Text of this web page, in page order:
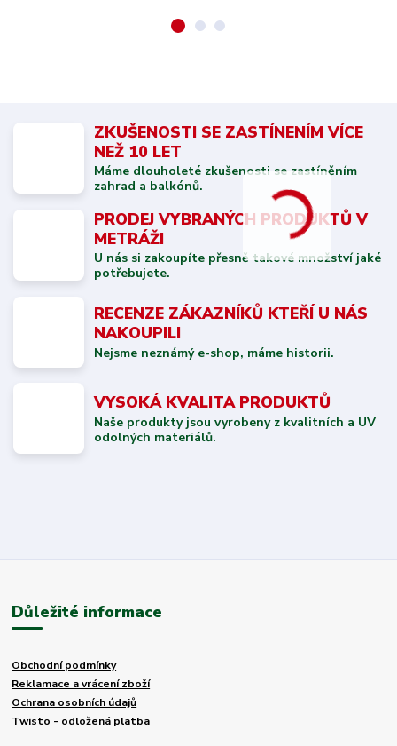
ZKUŠENOSTI SE ZASTÍNENÍM VÍCE
NEŽ 10 LET
Máme dlouholeté zkušenosti se zastíněním
zahrad a balkónů.
PRODEJ VYBRANÝCH PRODUKTŮ V
METRÁŽI
U nás si zakoupíte přesně takové množství jaké
potřebujete.
RECENZE ZÁKAZNÍKŮ KTEŘÍ U NÁS
NAKOUPILI
Nejsme neznámý e-shop, máme historii.
VYSOKÁ KVALITA PRODUKTŮ
Naše produkty jsou vyrobeny z kvalitních a UV
odolných materiálů.
Důležité informace
Obchodní podmínky
Reklamace a vrácení zboží
Ochrana osobních údajů
Twisto - odložená platba